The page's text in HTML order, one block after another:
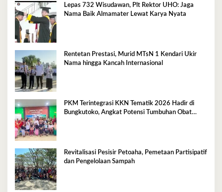
Lepas 732 Wisudawan, Plt Rektor UHO: Jaga
Nama Baik Almamater Lewat Karya Nyata
Rentetan Prestasi, Murid MTsN 1 Kendari Ukir
Nama hingga Kancah Internasional
PKM Terintegrasi KKN Tematik 2026 Hadir di
Bungkutoko, Angkat Potensi Tumbuhan Obat
Revitalisasi Pesisir Petoaha, Pemetaan Partisipatif
dan Pengelolaan Sampah